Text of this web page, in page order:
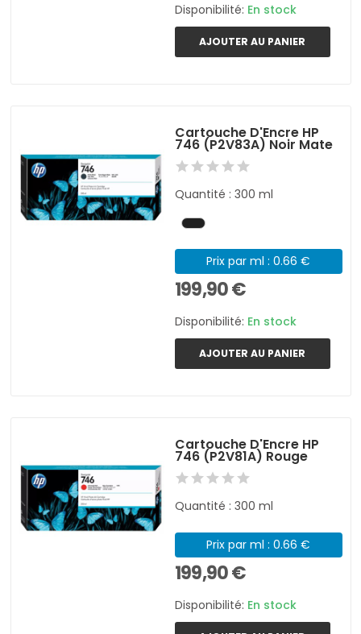
Disponibilité: En stock
AJOUTER AU PANIER
Cartouche D'Encre HP
746 (P2V83A) Noir Mate
Quantité : 300 ml
Prix par ml : 0.66 €
199,90 €
Disponibilité: En stock
AJOUTER AU PANIER
Cartouche D'Encre HP
746 (P2V81A) Rouge
Quantité : 300 ml
Prix par ml : 0.66 €
199,90 €
Disponibilité: En stock